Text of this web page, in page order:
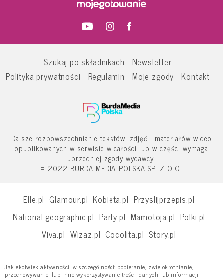
Szukaj po składnikach
Newsletter
Polityka prywatności
Regulamin Moje zgody Kontakt
Dalsze rozpowszechnianie tekstów, zdjęć i materiałów wideo
opublikowanych w serwisie w całości lub w części wymaga
uprzedniej zgody wydawcy.
© 2022 BURDA MEDIA POLSKA SP. Z O.O.
Elle.pl Glamour.pl Kobieta.pl Przyslijprzepis.pl
National-geographic.pl Party.pl Mamotoja.pl Polki.pl
Viva.pl Wizaz.pl Cocolita.pl Story.pl
Jakiekolwiek aktywności, w szczególności: pobieranie, zwielokrotnianie,
przechowywanie, lub inne wykorzystywanie treści, danych lub informacji